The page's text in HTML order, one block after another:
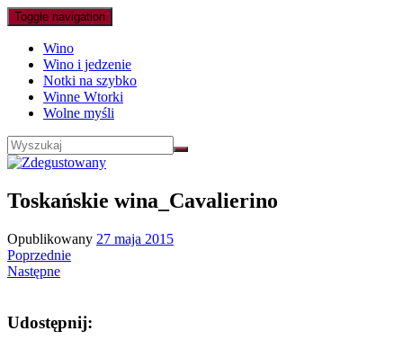
Toggle navigation
Wino
Wino i jedzenie
Notki na szybko
Winne Wtorki
Wolne myśli
Toskańskie wina_Cavalierino
Opublikowany 27 maja 2015
Poprzednie
Następne
Udostępnij: